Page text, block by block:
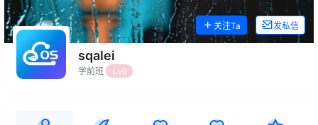
sqalei
学前班 Lv0
关注Ta 发私信